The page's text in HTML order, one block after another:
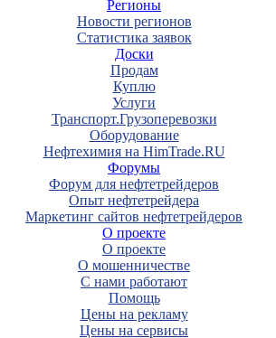
Регионы
Новости регионов
Статистика заявок
Доски
Продам
Куплю
Услуги
Транспорт.Грузоперевозки
Оборудование
Нефтехимия на HimTrade.RU
Форумы
Форум для нефтетрейдеров
Опыт нефтетрейдера
Маркетинг сайтов нефтетрейдеров
О проекте
О проекте
О мошенничестве
С нами работают
Помощь
Цены на рекламу
Цены на сервисы